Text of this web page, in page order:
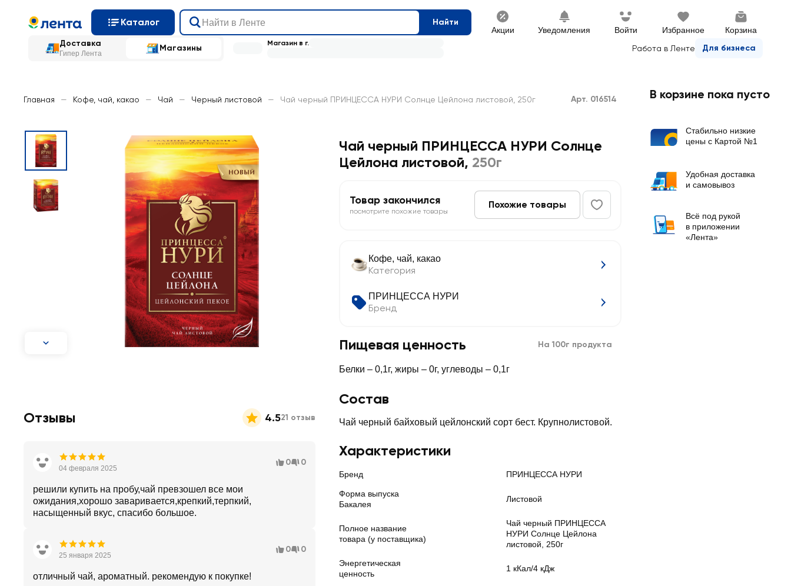
Каталог Найти
Акции Уведомления Войти Избранное Корзина
Доставка
Гипер Лента
Магазины Работа в Ленте Для бизнеса
Магазин в г.
Главная — Кофе, чай, какао — Чай — Черный листовой — Чай черный ПРИНЦЕССА НУРИ Солнце Цейлона листовой, 250г Арт. 016514
Чай черный ПРИНЦЕССА НУРИ Солнце
Цейлона листовой, 250г
Товар закончился
посмотрите похожие товары
Похожие товары
Кофе, чай, какао
Категория
ПРИНЦЕССА НУРИ
Бренд
Пищевая ценность На 100г продукта
Белки – 0,1г, жиры – 0г, углеводы – 0,1г
Состав
Чай черный байховый цейлонский сорт бест. Крупнолистовой.
Характеристики
Бренд ПРИНЦЕССА НУРИ
Форма выпуска
Бакалея
Листовой
Полное название
товара (у поставщика)
Чай черный ПРИНЦЕССА
НУРИ Солнце Цейлона
листовой, 250г
Энергетическая
ценность
1 кКал/4 кДж
Отзывы 4.521 отзыв
04 февраля 2025
0 0
решили купить на пробу,чай превзошел все мои
ожидания,хорошо заваривается,крепкий,терпкий,
насыщенный вкус, спасибо большое.
25 января 2025
0 0
отличный чай, ароматный. рекомендую к покупке!
В корзине пока пусто
Стабильно низкие
цены с Картой №1
Удобная доставка
и самовывоз
Всё под рукой
в приложении
«Лента»